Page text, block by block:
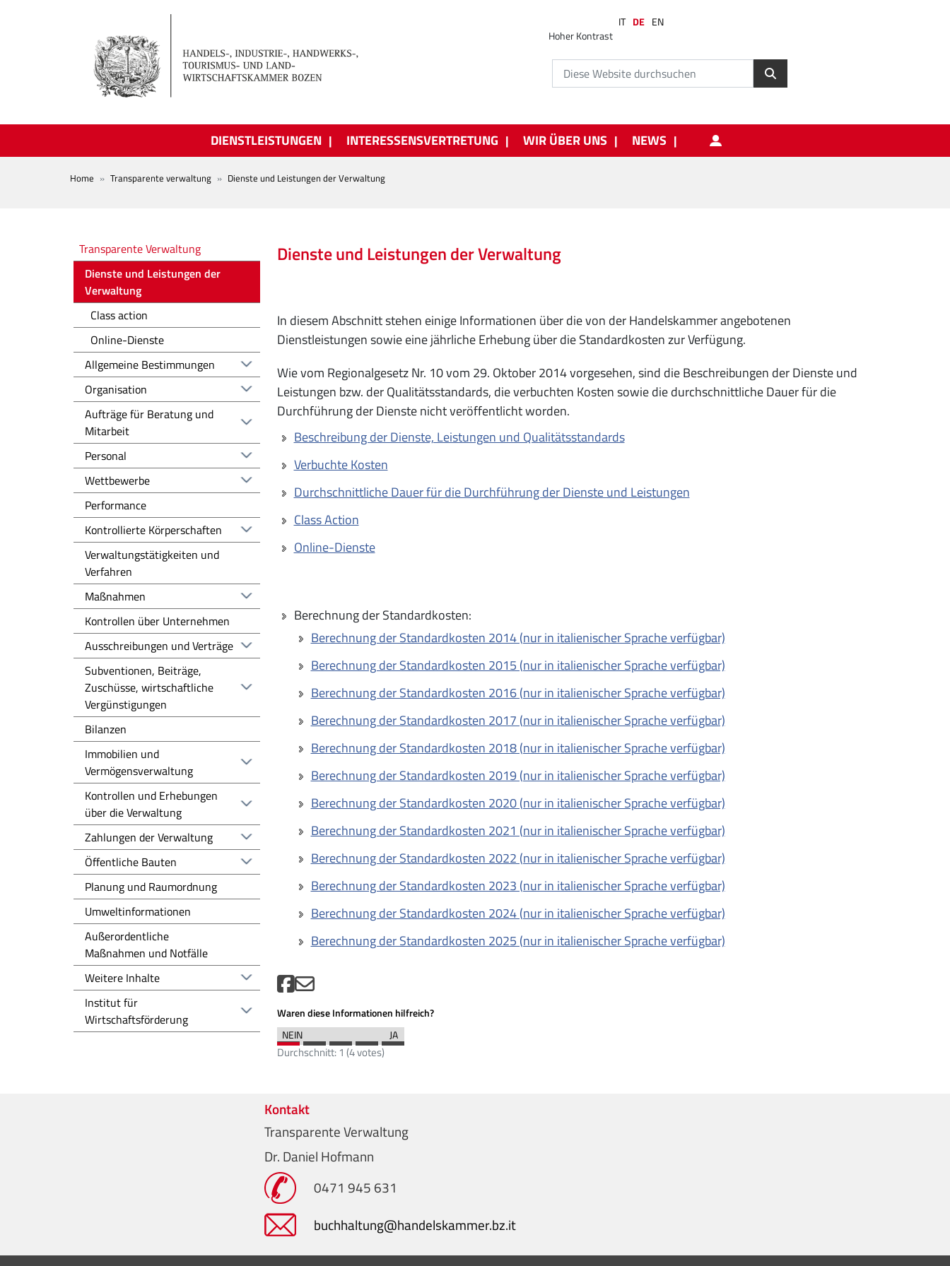
Hoher Kontrast
IT DE EN
DIENSTLEISTUNGEN INTERESSENSVERTRETUNG WIR ÜBER UNS NEWS
BREADCRUMB
Home Transparente verwaltung Dienste und Leistungen der Verwaltung
Dienste und Leistungen der Verwaltung
In diesem Abschnitt stehen einige Informationen über die von der Handelskammer angebotenen
Dienstleistungen sowie eine jährliche Erhebung über die Standardkosten zur Verfügung.
Wie vom Regionalgesetz Nr. 10 vom 29. Oktober 2014 vorgesehen, sind die Beschreibungen der Dienste und
Leistungen bzw. der Qualitätsstandards, die verbuchten Kosten sowie die durchschnittliche Dauer für die
Durchführung der Dienste nicht veröffentlicht worden.
Beschreibung der Dienste, Leistungen und Qualitätsstandards
Verbuchte Kosten
Durchschnittliche Dauer für die Durchführung der Dienste und Leistungen
Class Action
Online-Dienste
Berechnung der Standardkosten:
Berechnung der Standardkosten 2014 (nur in italienischer Sprache verfügbar)
Berechnung der Standardkosten 2015 (nur in italienischer Sprache verfügbar)
Berechnung der Standardkosten 2016 (nur in italienischer Sprache verfügbar)
Berechnung der Standardkosten 2017 (nur in italienischer Sprache verfügbar)
Berechnung der Standardkosten 2018 (nur in italienischer Sprache verfügbar)
Berechnung der Standardkosten 2019 (nur in italienischer Sprache verfügbar)
Berechnung der Standardkosten 2020 (nur in italienischer Sprache verfügbar)
Berechnung der Standardkosten 2021 (nur in italienischer Sprache verfügbar)
Berechnung der Standardkosten 2022 (nur in italienischer Sprache verfügbar)
Berechnung der Standardkosten 2023 (nur in italienischer Sprache verfügbar)
Berechnung der Standardkosten 2024 (nur in italienischer Sprache verfügbar)
Berechnung der Standardkosten 2025 (nur in italienischer Sprache verfügbar)
Waren diese Informationen hilfreich?
Durchschnitt:1 (4votes)
Amministrazione trasparente
Transparente Verwaltung
Dienste und Leistungen der
Verwaltung
Class action
Online-Dienste
Allgemeine Bestimmungen
Organisation
Aufträge für Beratung und
Mitarbeit
Personal
Wettbewerbe
Performance
Kontrollierte Körperschaften
Verwaltungstätigkeiten und
Verfahren
Maßnahmen
Kontrollen über Unternehmen
Ausschreibungen und Verträge
Subventionen, Beiträge,
Zuschüsse, wirtschaftliche
Vergünstigungen
Bilanzen
Immobilien und
Vermögensverwaltung
Kontrollen und Erhebungen
über die Verwaltung
Zahlungen der Verwaltung
Öffentliche Bauten
Planung und Raumordnung
Umweltinformationen
Außerordentliche
Maßnahmen und Notfälle
Weitere Inhalte
Institut für
Wirtschaftsförderung
Kontakt
Transparente Verwaltung
Dr. Daniel Hofmann
0471 945 631
buchhaltung@handelskammer.bz.it